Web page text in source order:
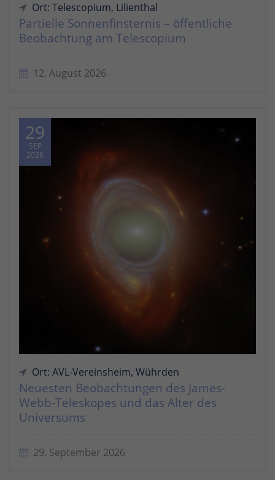
Ort: Telescopium, Lilienthal
Partielle Sonnenfinsternis – öffentliche
Beobachtung am Telescopium
12. August 2026
29
SEP
2026
Ort: AVL-Vereinsheim, Wührden
Neuesten Beobachtungen des James-
Webb-Teleskopes und das Alter des
Universums
29. September 2026